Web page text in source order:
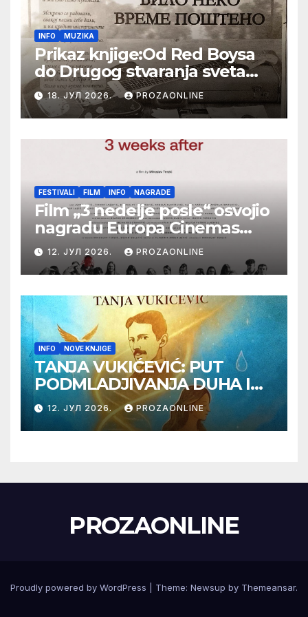
INFO MUZIKA
Prikaz knjige:Od Red Boysa
do Drugog stvaranja sveta
(bilo neko vreme pošteno)
(autor- Zlatomira Sremca,
Botoš 2022. godine,
samizdat)
18. ЈУЛ 2026. PROZAONLINE
FESTIVALI FILM INFO NAGRADE
Film „3 nedelje posle“ osvojio
nagradu Europa Cinemas
Label na Filmskom festivalu
u Karlovim Varima
12. ЈУЛ 2026. PROZAONLINE
INFO NOVE KNJIGE
TANJA VUKIĆEVIĆ: PUT
PODMLADJIVANJA DUHA I
TELA SA TESLOM
12. ЈУЛ 2026. PROZAONLINE
PROZAONLINE
Proudly powered by WordPress Theme: Newsup by Themeansar.